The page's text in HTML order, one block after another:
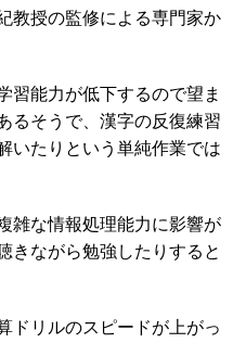
教授の監修による専門家か
習能力が低下するので望ま
るそうで、漢字の反復練習
いたりという単純作業では
雑な情報処理能力に影響が
きながら勉強したりすると
ドリルのスピードが上がっ